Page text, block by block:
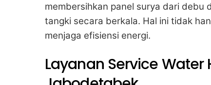
membersihkan panel surya dari debu
tangki secara berkala. Hal ini tidak
menjaga efisiensi energi.
Layanan Service Water